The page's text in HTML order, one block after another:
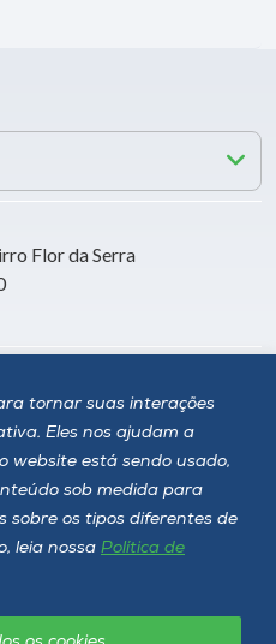
tornar suas interações
Eles nos ajudam a
website está sendo usado,
sob medida para
sobre os tipos diferentes de
leia nossa Política de
Flor da Serra